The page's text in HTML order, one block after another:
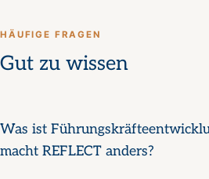
HÄUFIGE FRAGEN
Gut zu wissen
Was ist
macht REFLECT anders?